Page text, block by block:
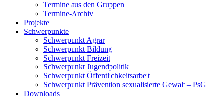
Termine aus den Gruppen
Termine-Archiv
Projekte
Schwerpunkte
Schwerpunkt Agrar
Schwerpunkt Bildung
Schwerpunkt Freizeit
Schwerpunkt Jugendpolitik
Schwerpunkt Öffentlichkeitsarbeit
Schwerpunkt Prävention sexualisierte Gewalt – PsG
Downloads